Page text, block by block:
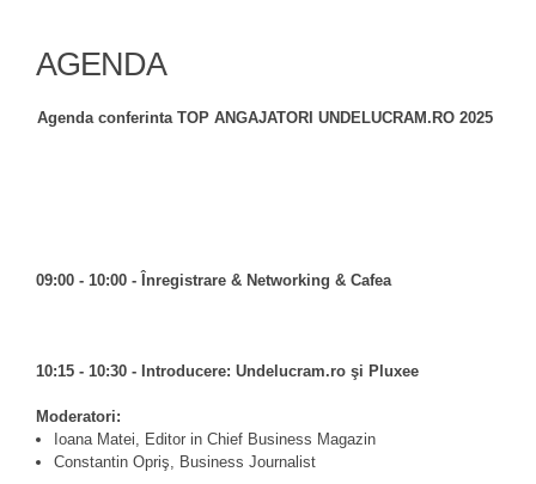
AGENDA
Agenda conferinta TOP ANGAJATORI UNDELUCRAM.RO 2025
09:00 - 10:00 - Înregistrare & Networking & Cafea
10:15 - 10:30 - Introducere: Undelucram.ro şi Pluxee
Moderatori:
Ioana Matei, Editor in Chief Business Magazin
Constantin Opriş, Business Journalist